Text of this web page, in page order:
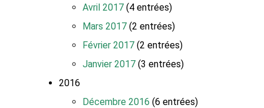
Avril 2017 (4 entrées)
Mars 2017 (2 entrées)
Février 2017 (2 entrées)
Janvier 2017 (3 entrées)
2016
Décembre 2016 (6 entrées)